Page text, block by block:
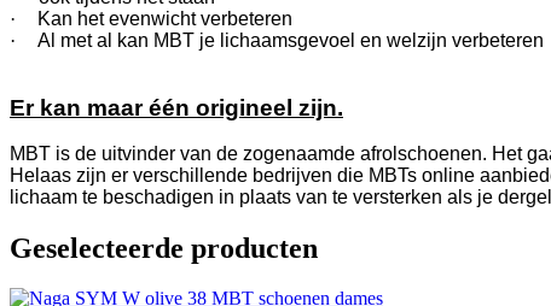
·
Kan het evenwicht verbeteren
·
Al met al kan MBT je lichaamsgevoel en welzijn verbeteren
Er kan maar één origineel zijn.
MBT is de uitvinder van de zogenaamde afrolschoenen. Het
Helaas zijn er verschillende bedrijven die MBTs online
lichaam te beschadigen in plaats van te versterken als je
Geselecteerde producten